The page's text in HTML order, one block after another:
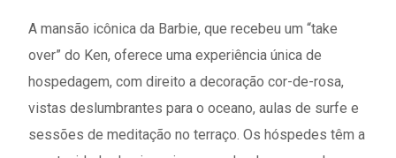
A mansão icônica da Barbie, que recebeu um “take
over” do Ken, oferece uma experiência única de
hospedagem, com direito a decoração cor-de-rosa,
vistas deslumbrantes para o oceano, aulas de surfe e
sessões de meditação no terraço. Os hóspedes têm a